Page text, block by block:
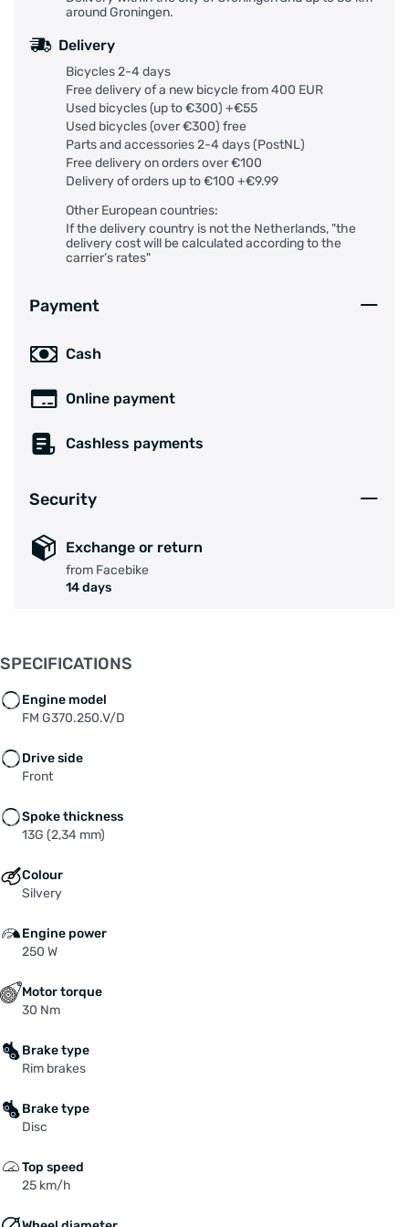
Motoren tot 250 watt met trapondersteuning tot
openbare weg.
Als u een ingespaakt wiel besteld, valt dit onder
een 'op maat gemaakt product'. Deze worden
handgemaakt per bestelling. Deze artikelen
mogen niet geretourneerd worden. Graag
ontvangen we vooraf het bestellen een foto van
de huidige motor en velg om er zeker van te zijn
dat we het juiste wiel opsturen.
Specificaties
Kabellengte: 270mm (9-pin)
Voltage: 43 volt
Vermogen: 250 watt
Max. koppel: 30 Nm
Geluidsniveau: < 50 dB
Max. snelheid: 25 km/h
Motor gewicht: 1.7 kg
Maximale behuizing diameter: 103 mm
Spaak: Alpina RVS 13G (2.34 mm) (optioneel)
Max. Efficiency: ≥80%
Certificaten: ROHS / CE
Inhoud
Bevestigingsringen en moeren
around Groningen.
Delivery
Bicycles 2-4 days
Free delivery of a new bicycle from 400 EUR
Used bicycles (up to €300) +€55
Used bicycles (over €300) free
Parts and accessories 2-4 days (PostNL)
Free delivery on orders over €100
Delivery of orders up to €100 +€9.99
Other European countries:
If the delivery country is not the Netherlands, "the
delivery cost will be calculated according to the
carrier’s rates"
Payment
Cash
Online payment
Cashless payments
Security
Exchange or return
from Facebike
14 days
SPECIFICATIONS
Engine model
FM G370.250.V/D
Drive side
Front
Spoke thickness
13G (2,34 mm)
Colour
Silvery
Engine power
250 W
Motor torque
30 Nm
Brake type
Rim brakes
Brake type
Disc
Top speed
25 km/h